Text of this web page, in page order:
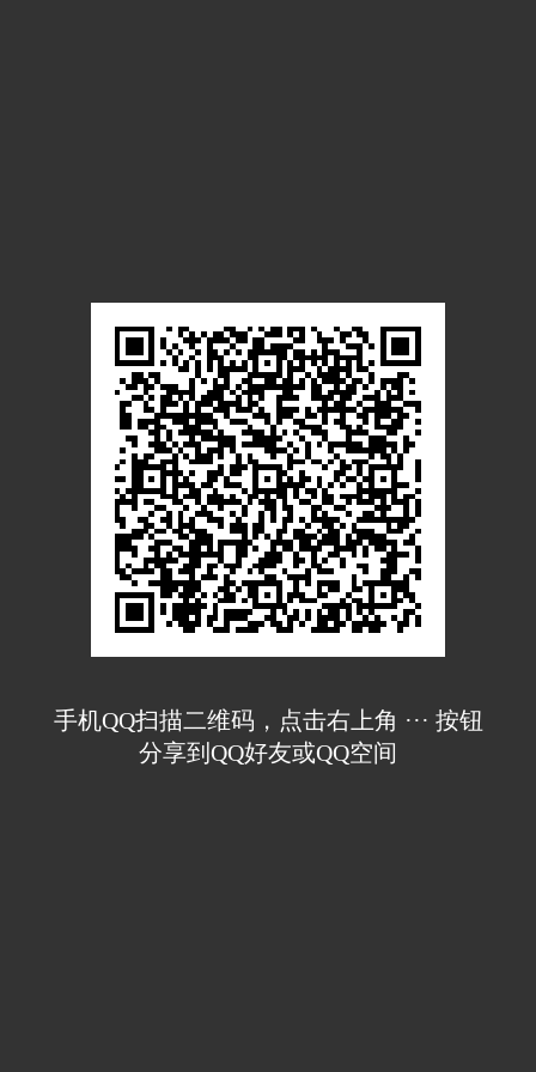
手机QQ扫描二维码，点击右上角 ··· 按钮
分享到QQ好友或QQ空间